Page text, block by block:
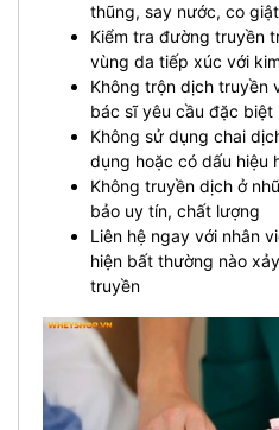
thũng, say nước, co
Kiểm tra đường truyền
vùng da tiếp xúc với
Không trộn dịch truyền
bác sĩ yêu cầu đặc biệt
Không sử dụng chai
dụng hoặc có dấu hiệu
Không truyền dịch ở
bảo uy tín, chất lượng
Liên hệ ngay với nhân
hiện bất thường nào
truyền